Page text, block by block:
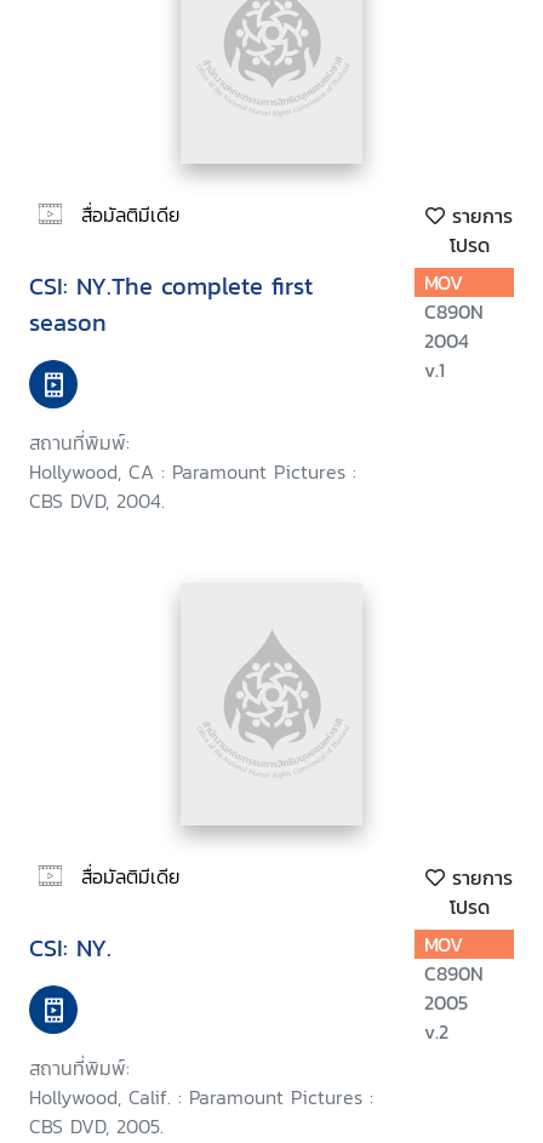
สื่อมัลติมีเดีย
รายการ
โปรด
CSI: NY.The complete first
season
สถานที่พิมพ์:
Hollywood, CA : Paramount Pictures :
CBS DVD, 2004.
MOV
C890N
2004
v.1
สื่อมัลติมีเดีย
รายการ
โปรด
CSI: NY.
สถานที่พิมพ์:
Hollywood, Calif. : Paramount Pictures :
CBS DVD, 2005.
MOV
C890N
2005
v.2